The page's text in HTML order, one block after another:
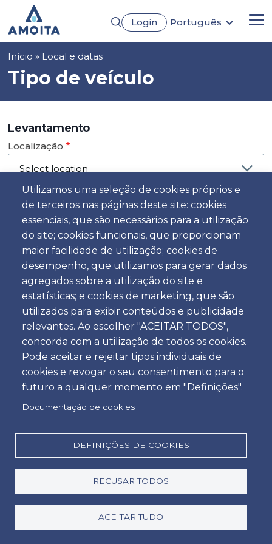
conteúdo
principal
Login
Português
Utilizamos uma seleção de cookies próprios e
de terceiros nas páginas deste site: cookies
essenciais, que são necessários para a utilização
do site; cookies funcionais, que proporcionam
maior facilidade de utilização; cookies de
desempenho, que utilizamos para gerar dados
agregados sobre a utilização do site e
estatísticas; e cookies de marketing, que são
utilizados para exibir conteúdos e publicidade
relevantes. Ao escolher "ACEITAR TODOS",
concorda com a utilização de todos os cookies.
Pode aceitar e rejeitar tipos individuais de
cookies e revogar o seu consentimento para o
futuro a qualquer momento em "Definições".
Documentação de cookies
DEFINIÇÕES DE COOKIES
RECUSAR TODOS
ACEITAR TUDO
Navegação
estrutural
Início Local e datas
Tipo de veículo
Levantamento
Localização
Dia
Data
Hora
Hora
Devolução
Localização
Dia
Hora
Hora